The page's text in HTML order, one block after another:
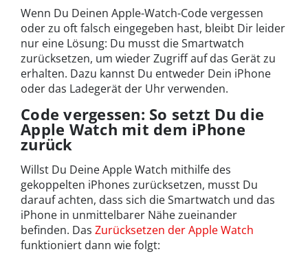
Wenn Du Deinen Apple-Watch-Code vergessen
oder zu oft falsch eingegeben hast, bleibt Dir leider
nur eine Lösung: Du musst die Smartwatch
zurücksetzen, um wieder Zugriff auf das Gerät zu
erhalten. Dazu kannst Du entweder Dein iPhone
oder das Ladegerät der Uhr verwenden.
Code vergessen: So setzt Du die
Apple Watch mit dem iPhone
zurück
Willst Du Deine Apple Watch mithilfe des
gekoppelten iPhones zurücksetzen, musst Du
darauf achten, dass sich die Smartwatch und das
iPhone in unmittelbarer Nähe zueinander
befinden. Das Zurücksetzen der Apple Watch
funktioniert dann wie folgt: